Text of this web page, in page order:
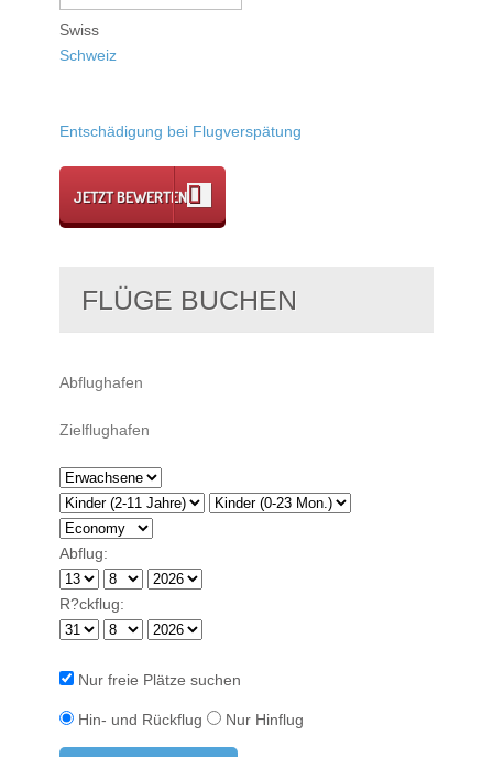
Swiss
Schweiz
Entschädigung bei Flugverspätung
JETZT BEWERTEN
FLÜGE BUCHEN
Abflug:
R?ckflug:
Nur freie Plätze suchen
Hin- und Rückflug Nur Hinflug